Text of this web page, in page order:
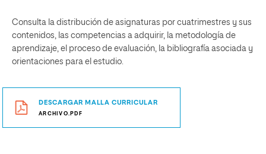
Consulta la distribución de asignaturas por cuatrimestres y sus
contenidos, las competencias a adquirir, la metodología de
aprendizaje, el proceso de evaluación, la bibliografía asociada y
orientaciones para el estudio.
DESCARGAR MALLA CURRICULAR
ARCHIVO.PDF